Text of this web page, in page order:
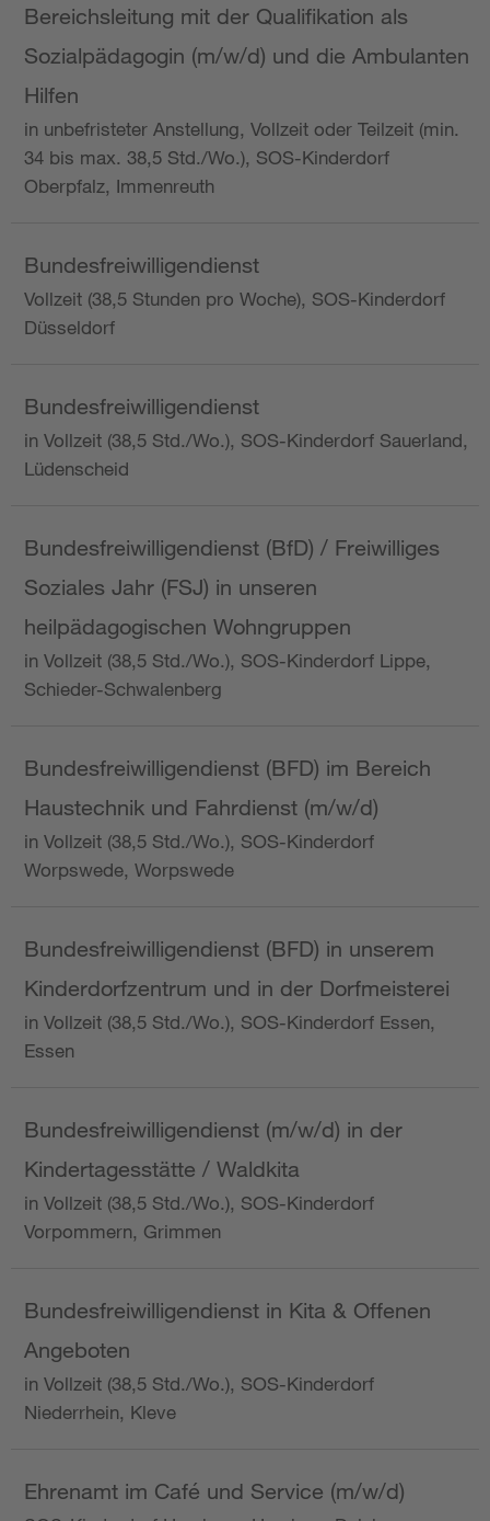
Bereichsleitung mit der Qualifikation als
Sozialpädagogin (m/w/d) und die Ambulanten
Hilfen
in unbefristeter Anstellung, Vollzeit oder Teilzeit (min.
34 bis max. 38,5 Std./Wo.), SOS-Kinderdorf
Oberpfalz, Immenreuth
Bundesfreiwilligendienst
Vollzeit (38,5 Stunden pro Woche), SOS-Kinderdorf
Düsseldorf
Bundesfreiwilligendienst
in Vollzeit (38,5 Std./Wo.), SOS-Kinderdorf Sauerland,
Lüdenscheid
Bundesfreiwilligendienst (BfD) / Freiwilliges
Soziales Jahr (FSJ) in unseren
heilpädagogischen Wohngruppen
in Vollzeit (38,5 Std./Wo.), SOS-Kinderdorf Lippe,
Schieder-Schwalenberg
Bundesfreiwilligendienst (BFD) im Bereich
Haustechnik und Fahrdienst (m/w/d)
in Vollzeit (38,5 Std./Wo.), SOS-Kinderdorf
Worpswede, Worpswede
Bundesfreiwilligendienst (BFD) in unserem
Kinderdorfzentrum und in der Dorfmeisterei
in Vollzeit (38,5 Std./Wo.), SOS-Kinderdorf Essen,
Essen
Bundesfreiwilligendienst (m/w/d) in der
Kindertagesstätte / Waldkita
in Vollzeit (38,5 Std./Wo.), SOS-Kinderdorf
Vorpommern, Grimmen
Bundesfreiwilligendienst in Kita & Offenen
Angeboten
in Vollzeit (38,5 Std./Wo.), SOS-Kinderdorf
Niederrhein, Kleve
Ehrenamt im Café und Service (m/w/d)